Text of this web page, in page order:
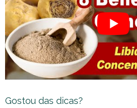
Gostou das dicas?